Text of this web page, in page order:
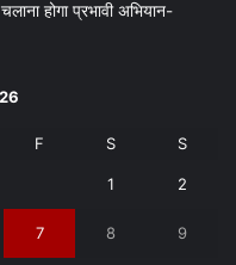
होगा प्रभावी अभियान-
F S S
1 2
7 8 9